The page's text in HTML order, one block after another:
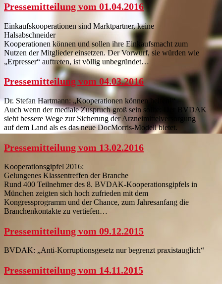
Pressemitteilung vom 01.04.2016
Einkaufskooperationen sind Marktpartner, keine
Halsabschneider
Kooperationen können und sollen ihre Einkaufsmacht zum
Nutzen der Mitglieder einsetzen. Der Vorwurf, sie würden wie
„Erpresser“ auftreten, ist völlig unbegründet…
Pressemitteilung vom 04.03.2016
Dr. Stefan Hartmann: „Kooperationen können helfen!“
Auch wenn der mediale Zuspruch groß sein sollte: Der BVDAK
sieht bessere Wege zur Sicherung der Arzneimittelversorgung
auf dem Land als es das neue DocMorris-Modell bietet.
Pressemitteilung vom 13.02.2016
Kooperationsgipfel 2016:
Gelungenes Klassentreffen der Branche
Rund 400 Teilnehmer des 8. BVDAK-Kooperationsgipfels in
München zeigten sich hoch zufrieden mit dem
Kongressprogramm und der Chance, zum Jahresanfang die
Branchenkontakte zu vertiefen…
Pressemitteilung vom 09.12.2015
BVDAK: „Anti-Korruptionsgesetz nur begrenzt praxistauglich“
Pressemitteilung vom 14.11.2015